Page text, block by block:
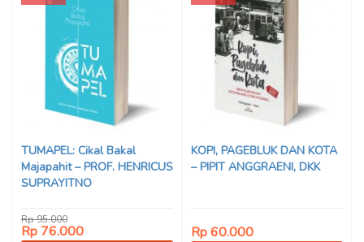
TUMAPEL: Cikal Bakal
Majapahit – PROF. HENRICUS
SUPRAYITNO
Rp 95.000
Rp 76.000
KOPI, PAGEBLUK DAN KOTA
– PIPIT ANGGRAENI, DKK
Rp 60.000